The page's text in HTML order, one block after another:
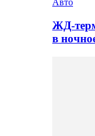
Авто
ЖД-
в